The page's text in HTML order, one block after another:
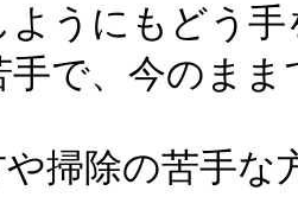
うにもどう
で、今のまま
掃除の苦手な